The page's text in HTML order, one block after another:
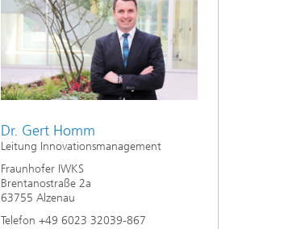
Dr. Gert Homm
Leitung Innovationsmanagement
Fraunhofer IWKS
Brentanostraße 2a
63755 Alzenau
Telefon +49 6023 32039-867